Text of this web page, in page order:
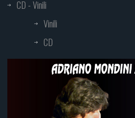
CD - Vinili
Vinili
CD